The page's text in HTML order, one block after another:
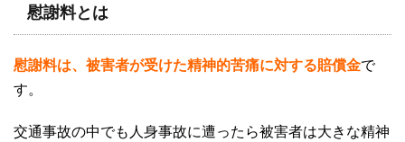
慰謝料とは
慰謝料は、被害者が受けた精神的苦痛に対する賠償金で
す。
交通事故の中でも人身事故に遭ったら被害者は大きな精神